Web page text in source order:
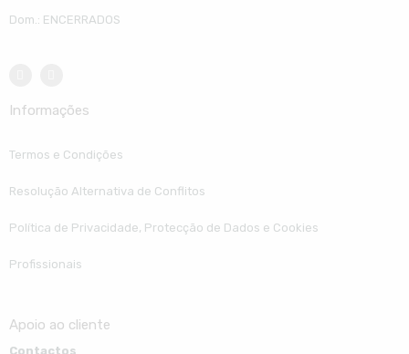
Dom.: ENCERRADOS
Informações
Termos e Condições
Resolução Alternativa de Conflitos
Política de Privacidade, Protecção de Dados e Cookies
Profissionais
Apoio ao cliente
Contactos